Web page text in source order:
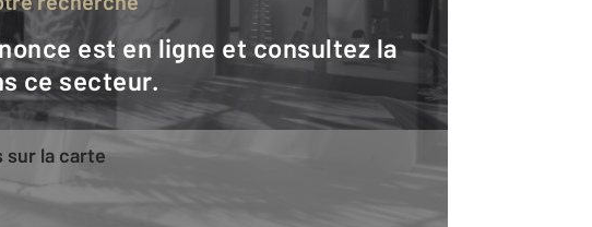
ce secteur.
sur la carte